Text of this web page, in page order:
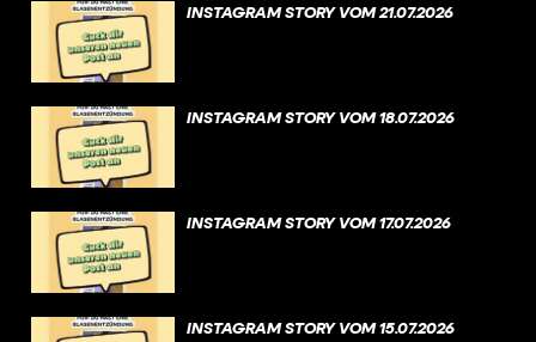
INSTAGRAM STORY VOM 21.07.2026
INSTAGRAM STORY VOM 18.07.2026
INSTAGRAM STORY VOM 17.07.2026
INSTAGRAM STORY VOM 15.07.2026